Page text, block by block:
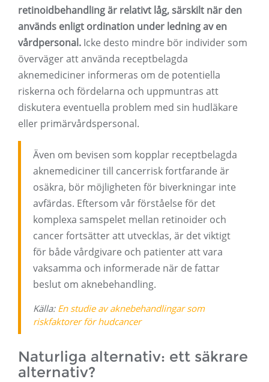
retinoidbehandling är relativt låg, särskilt när den
används enligt ordination under ledning av en
vårdpersonal. Icke desto mindre bör individer som
överväger att använda receptbelagda
aknemediciner informeras om de potentiella
riskerna och fördelarna och uppmuntras att
diskutera eventuella problem med sin hudläkare
eller primärvårdspersonal.
Även om bevisen som kopplar receptbelagda
aknemediciner till cancerrisk fortfarande är
osäkra, bör möjligheten för biverkningar inte
avfärdas. Eftersom vår förståelse för det
komplexa samspelet mellan retinoider och
cancer fortsätter att utvecklas, är det viktigt
för både vårdgivare och patienter att vara
vaksamma och informerade när de fattar
beslut om aknebehandling.
Källa: En studie av aknebehandlingar som
riskfaktorer för hudcancer
Naturliga alternativ: ett säkrare
alternativ?